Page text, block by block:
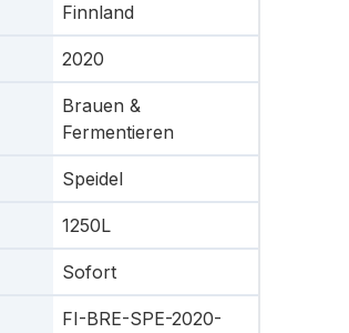
Finnland
2020
Brauen &
Fermentieren
Speidel
1250L
Sofort
FI-BRE-SPE-2020-